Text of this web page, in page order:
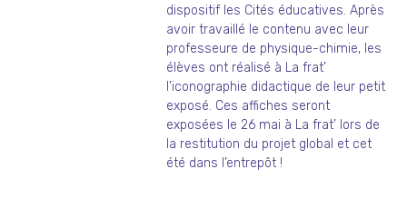
dispositif les Cités éducatives. Après
avoir travaillé le contenu avec leur
professeure de physique-chimie, les
élèves ont réalisé à La frat’
l’iconographie didactique de leur petit
exposé. Ces affiches seront
exposées le 26 mai à La frat’ lors de
la restitution du projet global et cet
été dans l’entrepôt !